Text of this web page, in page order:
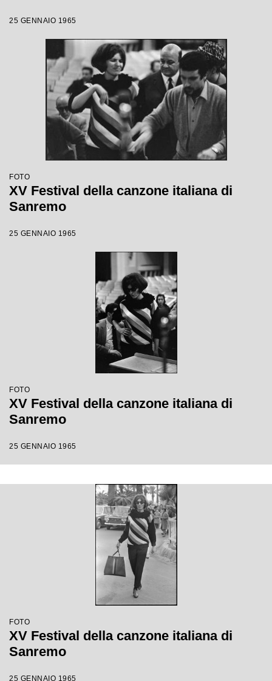
25 GENNAIO 1965
FOTO
XV Festival della canzone italiana di
Sanremo
25 GENNAIO 1965
FOTO
XV Festival della canzone italiana di
Sanremo
25 GENNAIO 1965
FOTO
XV Festival della canzone italiana di
Sanremo
25 GENNAIO 1965